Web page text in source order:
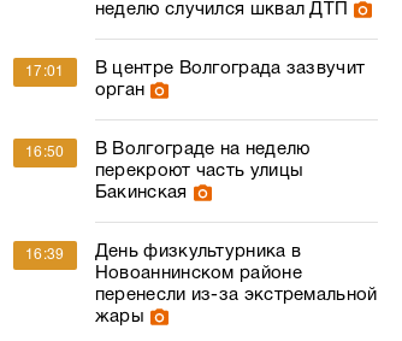
неделю случился шквал ДТП
17:01
В центре Волгограда зазвучит
орган
16:50
В Волгограде на неделю
перекроют часть улицы
Бакинская
16:39
День физкультурника в
Новоаннинском районе
перенесли из-за экстремальной
жары